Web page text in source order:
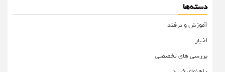
دسته‌ها
آموزش و ترفند
اخبار
بررسی های تخصصی